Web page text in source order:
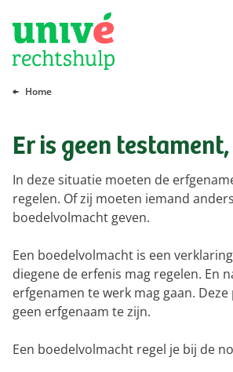
Naar hoofdinhoud
Naar hoofdnavigatie
Naar footer
Home
Er is geen
In deze situatie moeten de
regelen. Of zij moeten iemand
boedelvolmacht geven.
Een boedelvolmacht is een
diegene de erfenis mag regelen. En
erfgenamen te werk mag gaan.
geen erfgenaam te zijn.
Een boedelvolmacht regel je bij de